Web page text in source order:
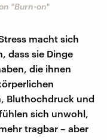
"Burn-on"
macht sich
dass sie Dinge
die ihnen
Bluthochdruck und
sich unwohl,
tragbar – aber